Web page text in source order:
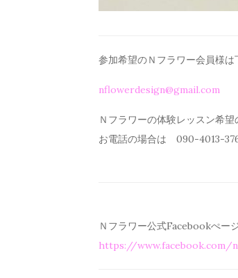
参加希望のＮフラワー会員様
nflowerdesign@gmail.com
Ｎフラワーの体験レッスン希
お電話の場合は 090-4013-
Ｎフラワー公式Facebookぺー
https://www.facebook.com/